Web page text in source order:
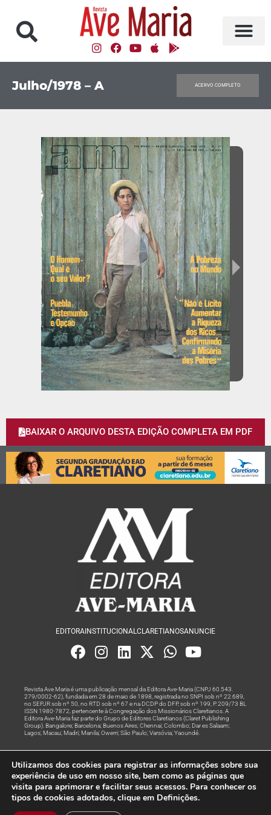
Julho/1978 – A ACERVO COMPLETO
BAIXAR O ARQUIVO DESTA EDIÇÃO COMPLETA EM PDF
EDITORA INSTITUCIONALCLARETIANOSANUNCIE
Revista Ave Maria é uma publicação mensal da Editora Ave-Maria (CNPJ 60.543.
279/0002-62), fundada em 28 de maio de 1898, registrada no SNPI sob nº 22.689,
no SEPJR sob nº 50, no RTD sob nº 67 e na DCDP do DFP, sob nº 199, P. 209/73 BL
ISSN 1980-7872, pertencente à Congregação dos Missionários Claretianos. A
Editora Ave-Maria faz parte do Grupo de Editores Claretianos (Claret Publishing
Group). Bangalore; Barcelona; Buenos Aires; Chennai; Colombo; Dar es Salaam;
Lagos; Macau; Madri; Manila; Owerri; São Paulo; Varsóvia; Yaoundé.
Rede
© Todos os Direitos Reservados
Utilizamos dos cookies para registrar as informações sobre sua
experiência de uso em nosso site, bem como as páginas que
visita para aprimorar e facilitar seus acessos. Para conhecer os
tipos de cookies adotados, clique em Definições.